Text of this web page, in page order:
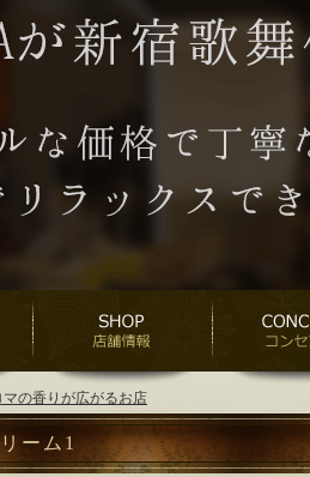
の香りが広がるお店
ーム1